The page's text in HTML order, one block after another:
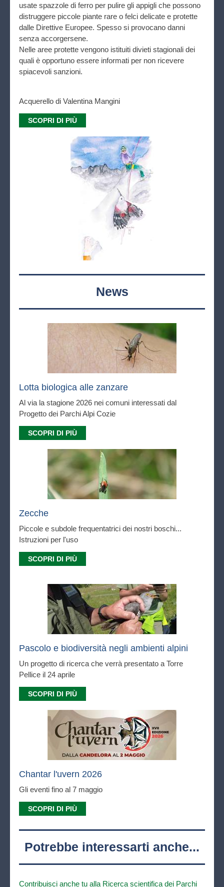
usate spazzole di ferro per pulire gli appigli che possono
distruggere piccole piante rare o felci delicate e protette
dalle Direttive Europee. Spesso si provocano danni
senza accorgersene.
Nelle aree protette vengono istituiti divieti stagionali dei
quali è opportuno essere informati per non ricevere
spiacevoli sanzioni.
Acquerello di Valentina Mangini
SCOPRI DI PIÙ
News
Lotta biologica alle zanzare
Al via la stagione 2026 nei comuni interessati dal
Progetto dei Parchi Alpi Cozie
SCOPRI DI PIÙ
Zecche
Piccole e subdole frequentatrici dei nostri boschi...
Istruzioni per l'uso
SCOPRI DI PIÙ
Pascolo e biodiversità negli ambienti alpini
Un progetto di ricerca che verrà presentato a Torre
Pellice il 24 aprile
SCOPRI DI PIÙ
Chantar l'uvern 2026
Gli eventi fino al 7 maggio
SCOPRI DI PIÙ
Potrebbe interessarti anche...
Contribuisci anche tu alla Ricerca scientifica dei Parchi